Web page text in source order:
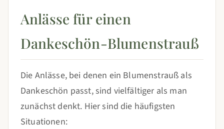
Anlässe für einen
Dankeschön-Blumenstrauß
Die Anlässe, bei denen ein Blumenstrauß als
Dankeschön passt, sind vielfältiger als man
zunächst denkt. Hier sind die häufigsten
Situationen: